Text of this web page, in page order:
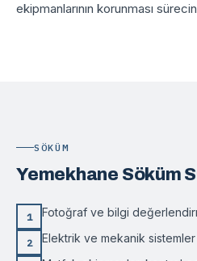
ekipmanlarının korunması
SÖKÜM
Yemekhane Söküm
1 Fotoğraf ve bilgi
2 Elektrik ve mekanik sistemler